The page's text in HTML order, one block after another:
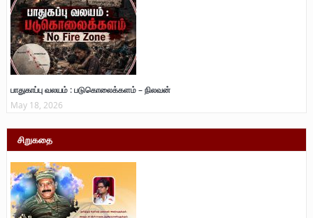
பாதுகாப்பு வலயம் : படுகொலைக்களம் – நிலவன்
May 18, 2026
சிறுகதை